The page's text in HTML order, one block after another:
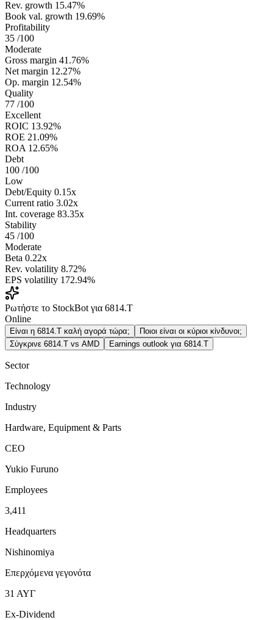
Rev. growth 15.47%
Book val. growth 19.69%
Profitability
35 /100
Moderate
Gross margin 41.76%
Net margin 12.27%
Op. margin 12.54%
Quality
77 /100
Excellent
ROIC 13.92%
ROE 21.09%
ROA 12.65%
Debt
100 /100
Low
Debt/Equity 0.15x
Current ratio 3.02x
Int. coverage 83.35x
Stability
45 /100
Moderate
Beta 0.22x
Rev. volatility 8.72%
EPS volatility 172.94%
Ρωτήστε το StockBot για 6814.T
Online
Είναι η 6814.T καλή αγορά τώρα;
Ποιοι είναι οι κύριοι κίνδυνοι;
Σύγκρινε 6814.T vs AMD
Earnings outlook για 6814.T
Sector
Technology
Industry
Hardware, Equipment & Parts
CEO
Yukio Furuno
Employees
3,411
Headquarters
Nishinomiya
Επερχόμενα γεγονότα
31 ΑΥΓ
Ex-Dividend